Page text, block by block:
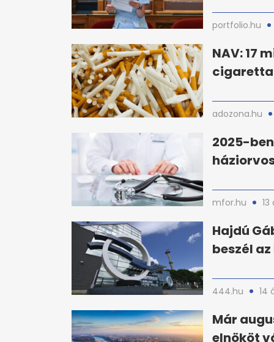
portfolio.hu
NAV: 17
adozona.hu
2025-
mfor.hu 13
Hajdú
beszél
444.hu 14
Már
elnököt